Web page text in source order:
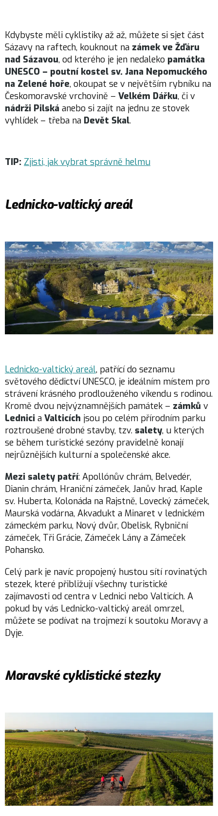
Kdybyste měli cyklistiky až až, můžete si sjet část
Sázavy na raftech, kouknout na zámek ve Žďáru
nad Sázavou, od kterého je jen nedaleko památka
UNESCO – poutní kostel sv. Jana Nepomuckého
na Zelené hoře, okoupat se v největším rybníku na
Českomoravské vrchovině – Velkém Dářku, či v
nádrži Pilská anebo si zajít na jednu ze stovek
vyhlídek – třeba na Devět Skal.
TIP: Zjisti, jak vybrat správně helmu
Lednicko-valtický areál
Lednicko-valtický areál, patřící do seznamu
světového dědictví UNESCO, je ideálním místem pro
strávení krásného prodlouženého víkendu s rodinou.
Kromě dvou nejvýznamnějších památek – zámků v
Lednici a Valticích jsou po celém přírodním parku
roztroušené drobné stavby, tzv. salety, u kterých
se během turistické sezóny pravidelně konají
nejrůznějších kulturní a společenské akce.
Mezi salety patří: Apollónův chrám, Belvedér,
Dianin chrám, Hraniční zámeček, Janův hrad, Kaple
sv. Huberta, Kolonáda na Rajstně, Lovecký zámeček,
Maurská vodárna, Akvadukt a Minaret v lednickém
zámeckém parku, Nový dvůr, Obelisk, Rybniční
zámeček, Tři Grácie, Zámeček Lány a Zámeček
Pohansko.
Celý park je navíc propojený hustou sítí rovinatých
stezek, které přibližují všechny turistické
zajímavosti od centra v Lednici nebo Valticích. A
pokud by vás Lednicko-valtický areál omrzel,
můžete se podívat na trojmezí k soutoku Moravy a
Dyje.
Moravské cyklistické stezky